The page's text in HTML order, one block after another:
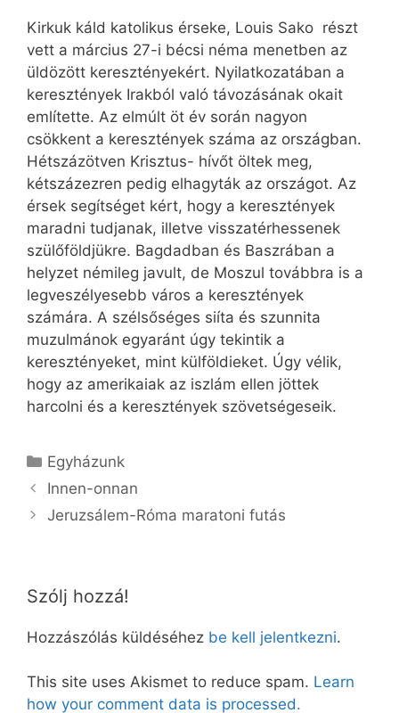
Kirkuk káld katolikus érseke, Louis Sako részt
vett a március 27-i bécsi néma menetben az
üldözött keresztényekért. Nyilatkozatában a
keresztények Irakból való távozásának okait
említette. Az elmúlt öt év során nagyon
csökkent a keresztények száma az országban.
Hétszázötven Krisztus- hívőt öltek meg,
kétszázezren pedig elhagyták az országot. Az
érsek segítséget kért, hogy a keresztények
maradni tudjanak, illetve visszatérhessenek
szülőföldjükre. Bagdadban és Baszrában a
helyzet némileg javult, de Moszul továbbra is a
legveszélyesebb város a keresztények
számára. A szélsőséges siíta és szunnita
muzulmánok egyaránt úgy tekintik a
keresztényeket, mint külföldieket. Úgy vélik,
hogy az amerikaiak az iszlám ellen jöttek
harcolni és a keresztények szövetségeseik.
Kategória
Egyházunk
Innen-onnan
Jeruzsálem-Róma maratoni futás
Szólj hozzá!
Hozzászólás küldéséhez be kell jelentkezni.
This site uses Akismet to reduce spam. Learn
how your comment data is processed.